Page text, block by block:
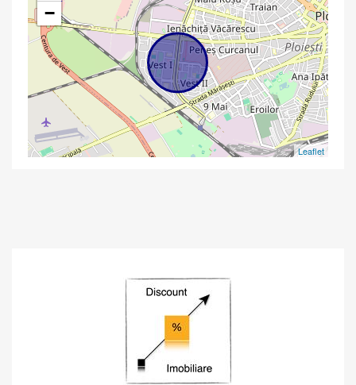
−
Leaflet